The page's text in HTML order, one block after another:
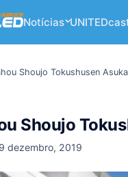
Notícias
Shoujo Tokushusen Asuka
Shoujo
dezembro, 2019